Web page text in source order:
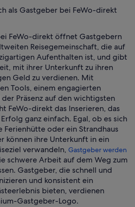
als Gastgeber bei FeWo-direkt
FeWo-direkt öffnet Gastgebern
Reisegemeinschaft, die auf
Aufenthalten ist, und gibt
mit ihrer Unterkunft zu ihren
Geld zu verdienen. Mit
Tools, einem engagierten
Präsenz auf den wichtigsten
FeWo-direkt das Inserieren, das
ganz einfach. Egal, ob es sich
Ferienhütte oder ein Strandhaus
können ihre Unterkunft in ein
verwandeln, Gastgeber werden
schwere Arbeit auf dem Weg zum
Gastgeber, die schnell und
und konsistent ein
bieten, verdienen
Gastgeber-Logo.